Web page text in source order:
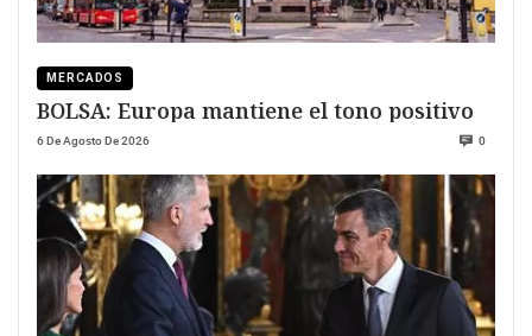
MERCADOS
BOLSA: Europa mantiene el tono positivo
6 De Agosto De 2026 0